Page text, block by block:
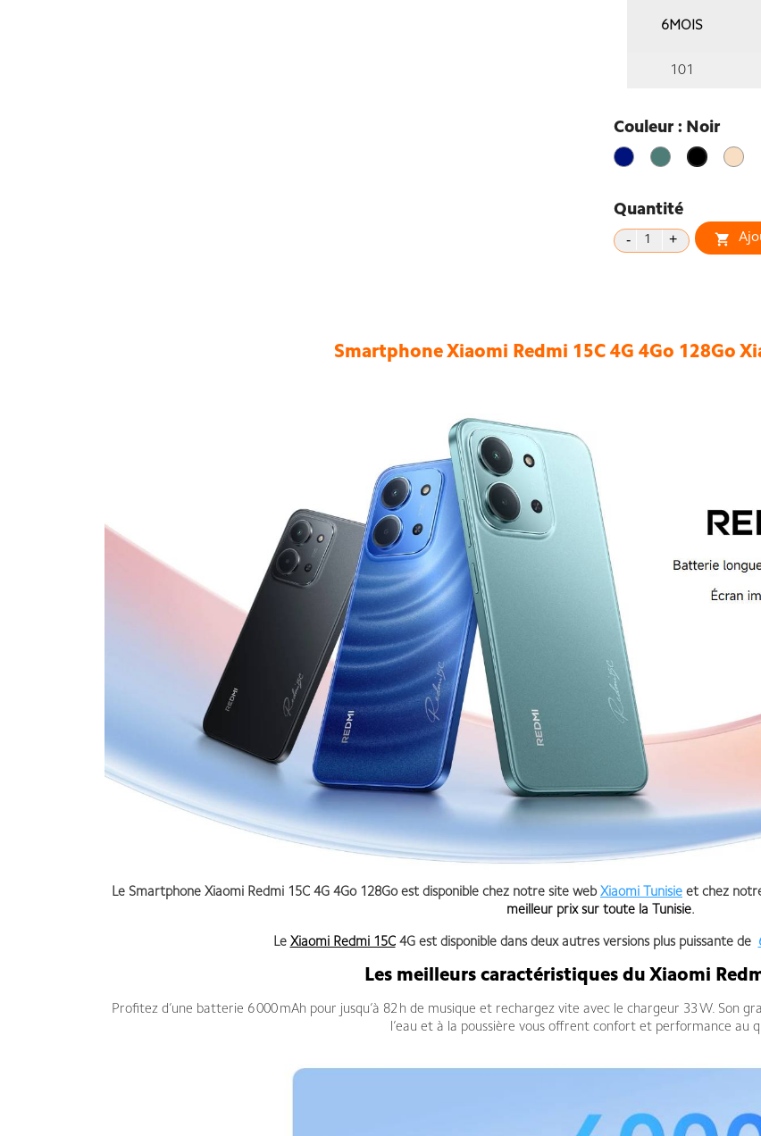
6MOIS
101
Couleur : Noir
Bleu Vert Noir
Quantité

Smartphone Xiaomi Redmi 15C 4G 4Go 128Go
Le Smartphone Xiaomi Redmi 15C 4G 4Go 128Go est disponible chez notre site web Xiaomi Tunisie et chez
meilleur prix sur toute la Tunisie.
Le Xiaomi Redmi 15C4G est disponible dans deux autres versions plus puissante de
Les meilleurs caractéristiques du Xiaomi
Profitez d’une batterie 6 000 mAh pour jusqu’à 82 h de musique et rechargez vite avec le chargeur 33 W. Son
l’eau et à la poussière vous offrent confort et performance au